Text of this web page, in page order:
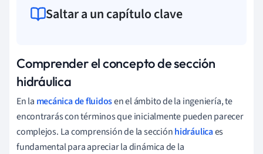
Saltar a un capítulo clave
Comprender el concepto de sección
hidráulica
En la mecánica de fluidosen el ámbito de la ingeniería, te
encontrarás con términos que inicialmente pueden parecer
complejos. La comprensión de la secciónhidráulicaes
fundamental para apreciar la dinámica de la